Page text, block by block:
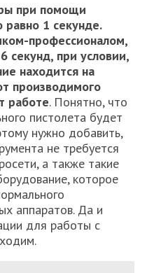
при помощи
равно 1 секунде.
профессионалом,
секунд, при условии,
находится на
производимого
работе. Понятно, что
пистолета будет
нужно добавить,
не требуется
а также такие
которое
аппаратов. Да и
для работы с